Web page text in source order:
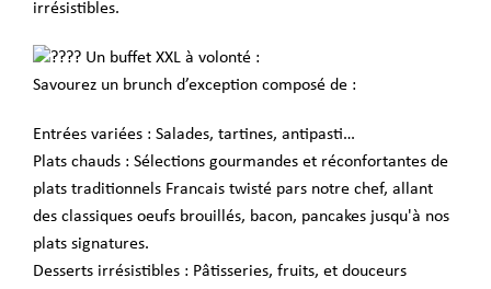
irrésistibles.
Un buffet XXL à volonté :
Savourez un brunch d’exception composé de :
Entrées variées : Salades, tartines, antipasti…
Plats chauds : Sélections gourmandes et réconfortantes de
plats traditionnels Francais twisté pars notre chef, allant
des classiques oeufs brouillés, bacon, pancakes jusqu'à nos
plats signatures.
Desserts irrésistibles : Pâtisseries, fruits, et douceurs